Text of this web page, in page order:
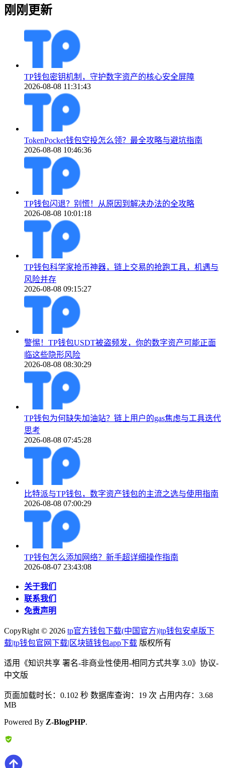
刚刚更新
TP钱包密钥机制，守护数字资产的核心安全屏障
2026-08-08 11:31:43
TokenPocket钱包空投怎么领？最全攻略与避坑指南
2026-08-08 10:46:36
TP钱包闪退？别慌！从原因到解决办法的全攻略
2026-08-08 10:01:18
TP钱包科学家抢币神器，链上交易的抢跑工具，机遇与
风险并存
2026-08-08 09:15:27
警惕！TP钱包USDT被盗频发，你的数字资产可能正面
临这些隐形风险
2026-08-08 08:30:29
TP钱包为何缺失加油站？链上用户的gas焦虑与工具迭代
思考
2026-08-08 07:45:28
比特派与TP钱包，数字资产钱包的主流之选与使用指南
2026-08-08 07:00:29
TP钱包怎么添加网络？新手超详细操作指南
2026-08-07 23:43:08
关于我们
联系我们
免责声明
CopyRight © 2026 tp官方钱包下载(中国官方)|tp钱包安卓版下
载|tp钱包官网下载|区块链钱包app下载 版权所有
适用《知识共享 署名-非商业性使用-相同方式共享 3.0》协议-
中文版
页面加载时长：0.102 秒 数据库查询：19 次 占用内存：3.68
MB
Powered By Z-BlogPHP.